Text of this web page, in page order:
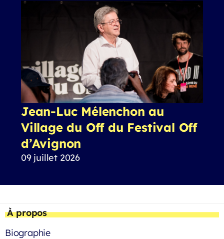
Jean-Luc Mélenchon au
Village du Off du Festival Off
d’Avignon
09 juillet 2026
À propos
Biographie